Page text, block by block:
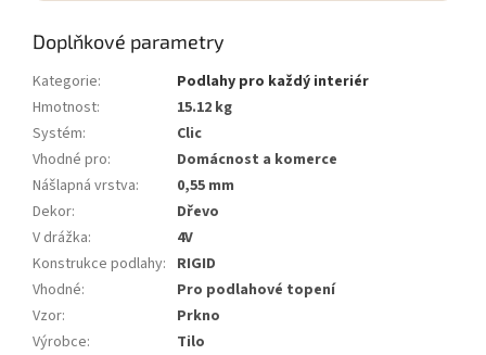
Doplňkové parametry
Kategorie:
Podlahy pro každý interiér
Hmotnost:
15.12 kg
Systém:
Clic
Vhodné pro:
Domácnost a komerce
Nášlapná vrstva:
0,55 mm
Dekor:
Dřevo
V drážka:
4V
Konstrukce podlahy: RIGID
Vhodné:
Pro podlahové topení
Vzor:
Prkno
Výrobce: Tilo